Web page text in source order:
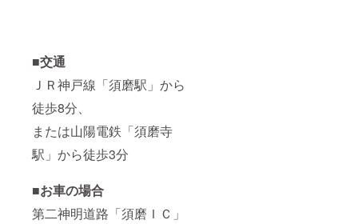
■交通
ＪＲ神戸線「須磨駅」から
徒歩8分、
または山陽電鉄「須磨寺
駅」から徒歩3分
■お車の場合
第二神明道路「須磨ＩＣ」